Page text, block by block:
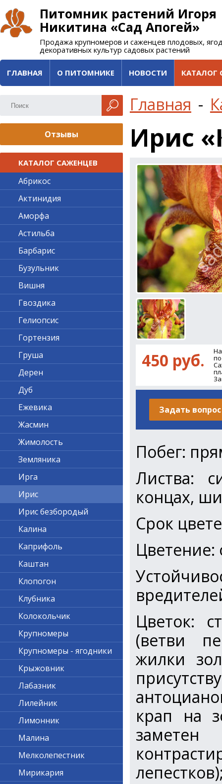
Питомник растений Игоря
Никитина «Сад Апогей»
Продажа крупномеров и саженцев плодовых,
декоративных культур садовых растений
ГЛАВНАЯ О ПИТОМНИКЕ НОВОСТИ КАТАЛОГ
Главная -
Ирис
450 руб.
Задать вопрос
Побег:
Листва:
концах,
Срок
Цветение:
Цветок:
(ветви
жилки
крап на
Отзывы
КАТАЛОГ САЖЕНЦЕВ
Абрикос
Актинидия
Аморфа
Астильба
Барбарис
Бузульник
Вишня
Гвоздика
Гелиопсис
Гортензия
Груша
Дерен
Дуб
Ежевика
Жасмин
Жимолость
Земляника
Ирга
Ирис
Ирис безбородый
Калина
Каприфоль
Каштан
Клопогон
Клубника
Колокольчик
Крупномеры
Крупномеры - ягодники
Крыжовник
Лабазник
Лилейник
Лимонник
Малина
Мелколепестник
Мирикария